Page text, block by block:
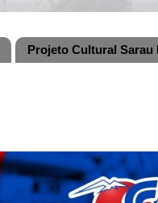
Projeto Cultural